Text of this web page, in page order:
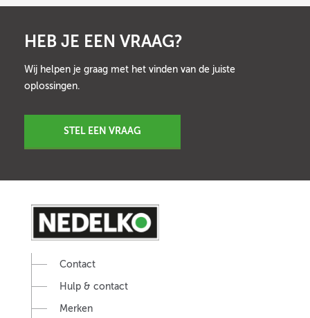
HEB JE EEN VRAAG?
Wij helpen je graag met het vinden van de juiste
oplossingen.
STEL EEN VRAAG
Contact
Hulp & contact
Merken